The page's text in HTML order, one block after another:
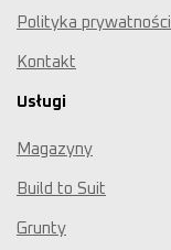
Polityka prywatności
Kontakt
Usługi
Magazyny
Build to Suit
Grunty